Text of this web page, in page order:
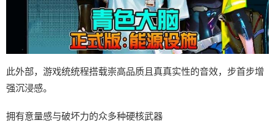
此外部，游戏统统程搭载崇高品质且真真实性的音效，步首步增
强沉浸感。
拥有意量感与破坏力的众多种硬核武器